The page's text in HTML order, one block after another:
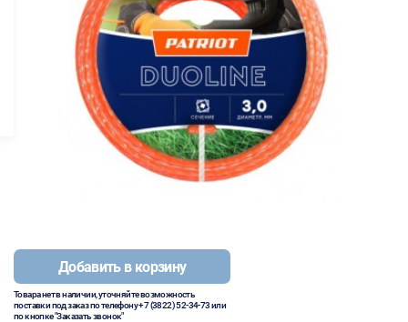
Добавить в корзину
Товара нет в наличии, уточняйте возможность
поставки под заказ по телефону+7 (3822) 52-34-73или
по кнопке "Заказать звонок"